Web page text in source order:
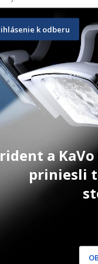
€.
Neo
3 g
42,50
Pri
Cena
platí
k odberu
a
priniesli